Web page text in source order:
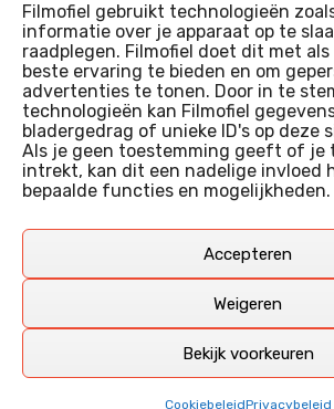
Filmofiel gebruikt technologieën
informatie over je apparaat op te
raadplegen. Filmofiel doet dit met als
beste ervaring te bieden en om
advertenties te tonen. Door in te
technologieën kan Filmofiel
bladergedrag of unieke ID's op deze
Als je geen toestemming geeft of je
intrekt, kan dit een nadelige invloed
bepaalde functies en mogelijkheden.
Accepteren
Weigeren
Bekijk voorkeuren
CookiebeleidPrivacybeleid
WIE IK BEN…?
Ik ben ooit begonnen met m’n recensies
films keek dat ik af en toe niet meer wist
niet gezien had. Ik ben een filmliefhebber,
erg lang in een videotheek gewerkt, en
Deze recensies zijn dan ook vooral vrij
aangevuld met een groeiende kennis over
kunst van het maken van film.